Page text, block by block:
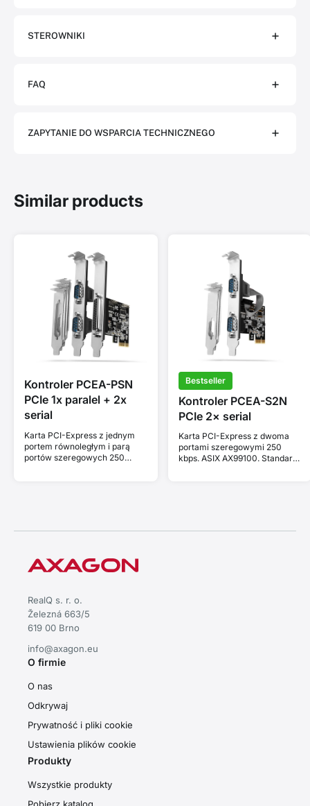
STEROWNIKI
FAQ
ZAPYTANIE DO WSPARCIA TECHNICZNEGO
Similar products
Kontroler PCEA-PSN
PCIe 1x paralel + 2x
serial
Karta PCI-Express z jednym
portem równoległym i parą
portów szeregowych 250
Bestseller
Kontroler PCEA-S2N
PCIe 2× serial
Karta PCI-Express z dwoma
portami szeregowymi 250
kbps. ASIX AX99100. Standard
RealQ s. r. o.
Železná 663/5
619 00 Brno
info@axagon.eu
O firmie
O nas
Odkrywaj
Prywatność i pliki cookie
Ustawienia plików cookie
Produkty
Wszystkie produkty
Pobierz katalog